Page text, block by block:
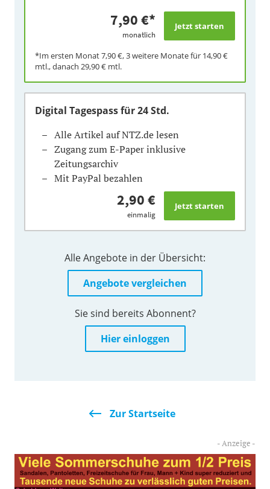
7,90 €*
monatlich
*Im ersten Monat7,90 €, 3 weitere Monate für 14,90 €
mtl., danach 29,90 € mtl.
Digital Tagespassfür 24 Std.
Alle Artikel auf NTZ.de lesen
Zugang zum E-Paper inklusive
Zeitungsarchiv
Mit PayPal bezahlen
2,90 €
einmalig
Alle Angebote in der Übersicht:
Angebote vergleichen
Sie sind bereits Abonnent?
Hier einloggen
Zur Startseite